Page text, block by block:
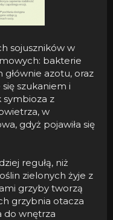
sojuszników w
bakterie
azotu, oraz
szukaniem i
symbioza z
w
gdyż pojawiła się
regułą, niż
zielonych żyje z
grzyby tworzą
grzybnia otacza
do wnętrza